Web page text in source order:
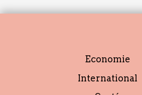
Economie
International